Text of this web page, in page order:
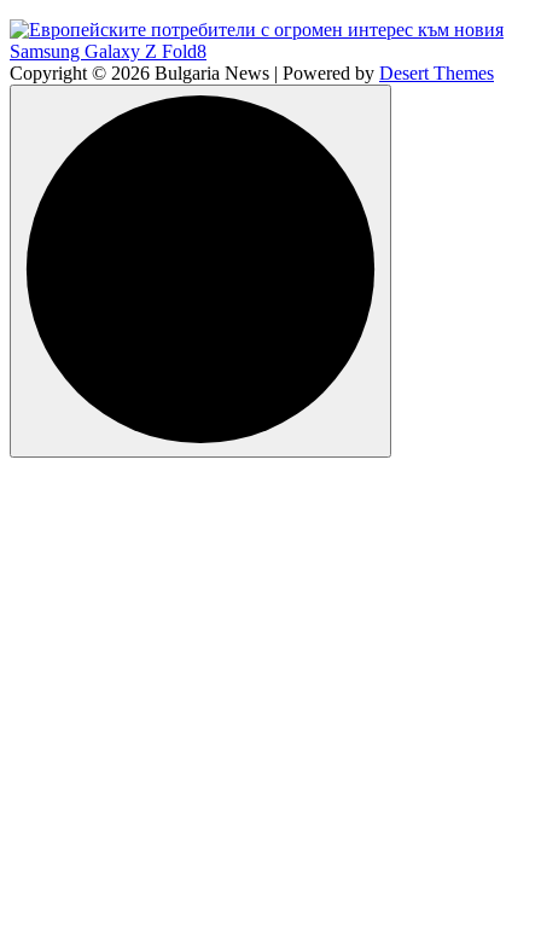
Copyright © 2026 Bulgaria News | Powered by Desert Themes